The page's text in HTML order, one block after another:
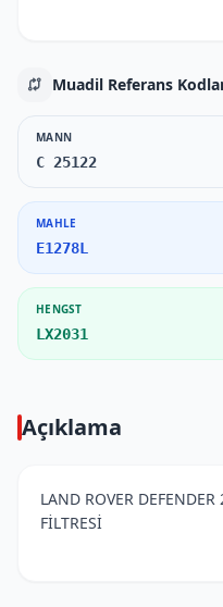
Muadil Referans
MANN
C 25122
MAHLE
E1278L
HENGST
LX2031
Açıklama
LAND ROVER
FİLTRESİ